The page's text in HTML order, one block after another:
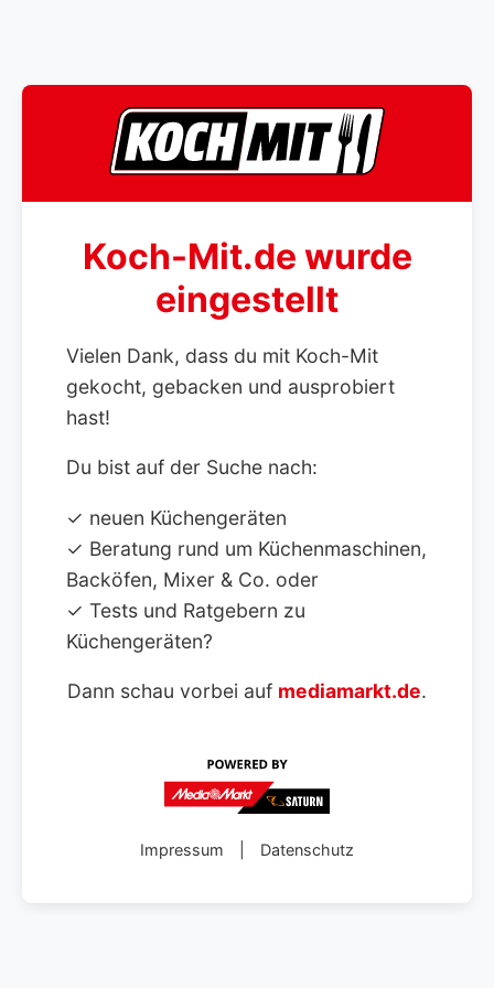
Koch-Mit.de wurde
eingestellt
Vielen Dank, dass du mit Koch-Mit
gekocht, gebacken und ausprobiert
hast!
Du bist auf der Suche nach:
✓ neuen Küchengeräten
✓ Beratung rund um Küchenmaschinen,
Backöfen, Mixer & Co. oder
✓ Tests und Ratgebern zu
Küchengeräten?
Dann schau vorbei auf mediamarkt.de.
Impressum Datenschutz